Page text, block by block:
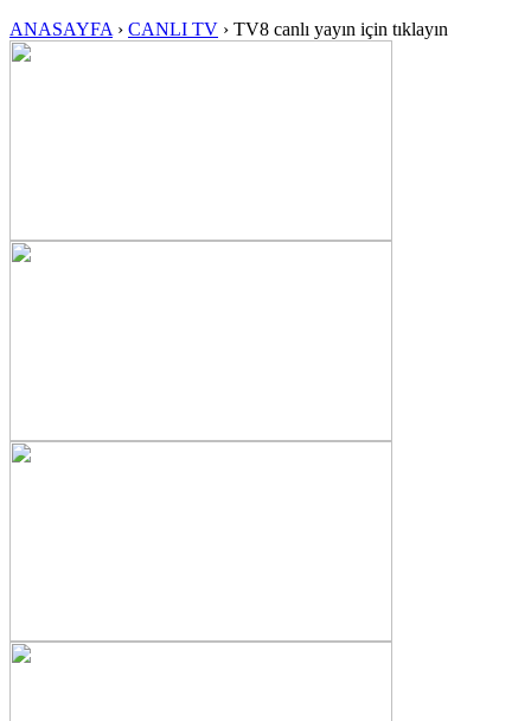
ANASAYFA › CANLI TV › TV8 canlı yayın için tıklayın